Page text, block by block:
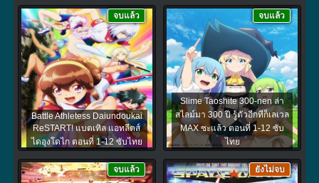
Battle Athletess Daiundoukai
ReSTART! แบตเทิล แอทลีตส์
ไดอุงโดไก ตอนที่ 1-12 ซับไทย
จบแล้ว
Slime Taoshite 300-nen ล่า
สไลม์มา 300 ปี รู้ตัวอีกทีก็เลเวล
MAX ซะแล้ว ตอนที่ 1-12 ซับ
ไทย
จบแล้ว
จบแล้ว ยังไม่จบ